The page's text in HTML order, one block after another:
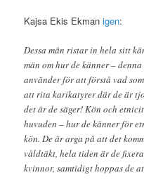
Kajsa Ekis Ekmanigen:
Dessa män ristar in hela sitt
män om hur de känner –
använder för att förstå vad
att rita karikatyrer där de är
det är de säger! Kön och
huvuden – hur de känner för
kön. De är arga på att det
våldtäkt, hela tiden är de
kvinnor, samtidigt hoppas de